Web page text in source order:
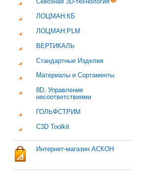
Сквозная 3D-технология
ЛОЦМАН:КБ
ЛОЦМАН:PLM
ВЕРТИКАЛЬ
Стандартные Изделия
Материалы и Сортаменты
8D. Управление
несоответствиями
ГОЛЬФСТРИМ
C3D Toolkit
Интернет-магазин АСКОН